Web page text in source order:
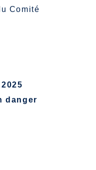
Comité
danger